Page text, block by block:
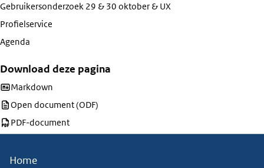
Gebruikersonderzoek 29 & 30 oktober & UX
Profielservice
Agenda
Download deze pagina
Download deze pagina als
Markdown
Download deze pagina als
Open document (ODF)
Download deze pagina als
PDF-document
Home